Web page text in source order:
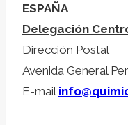
ESPAÑA
Delegación
Dirección Postal
Avenida General
E-mail